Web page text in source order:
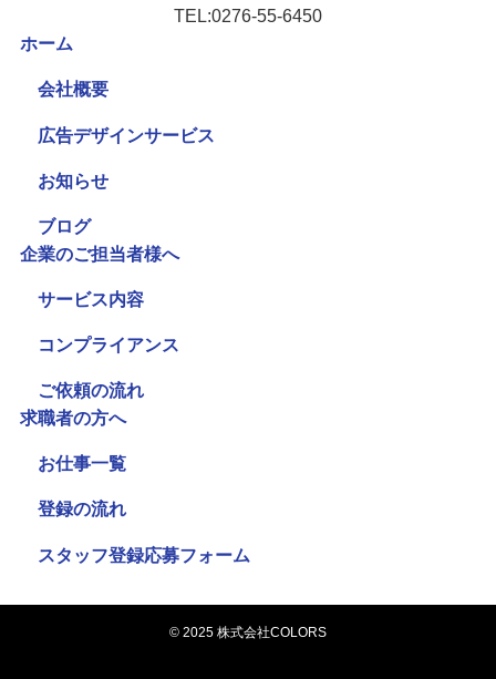
TEL:0276-55-6450
ホーム
会社概要
広告デザインサービス
お知らせ
ブログ
企業のご担当者様へ
サービス内容
コンプライアンス
ご依頼の流れ
求職者の方へ
お仕事一覧
登録の流れ
スタッフ登録応募フォーム
© 2025 株式会社COLORS